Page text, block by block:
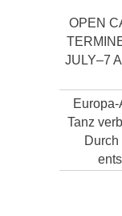
OPEN
JULY–7
Tanz